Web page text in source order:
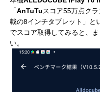
「AnTuTuスコア55万点ク
載の8インチタブレット」と
でスコア取得してみると、
い。